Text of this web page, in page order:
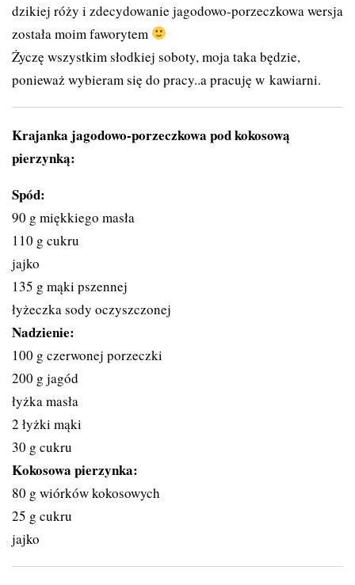
dzikiej róży i zdecydowanie jagodowo-porzeczkowa wersja
została moim faworytem
Życzę wszystkim słodkiej soboty, moja taka będzie,
ponieważ wybieram się do pracy..a pracuję w kawiarni.
Krajanka jagodowo-porzeczkowa pod kokosową
pierzynką:
Spód:
90 g miękkiego masła
110 g cukru
jajko
135 g mąki pszennej
łyżeczka sody oczyszczonej
Nadzienie:
100 g czerwonej porzeczki
200 g jagód
łyżka masła
2 łyżki mąki
30 g cukru
Kokosowa pierzynka:
80 g wiórków kokosowych
25 g cukru
jajko